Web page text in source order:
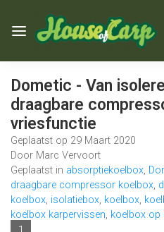
Dometic - Van
draagbare
vriesfunctie
Geplaatst op 29 Maart 2020
Door Marc Vervoort
Geplaatst in absorptiekoelbox,
draagbare compressor koelbox,
koelbox, isolatiebox, koelbox,
koelbox karpervissen, koelbox op